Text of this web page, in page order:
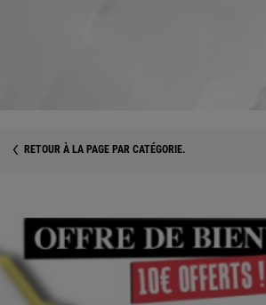
RETOUR À LA PAGE PAR CATÉGORIE.